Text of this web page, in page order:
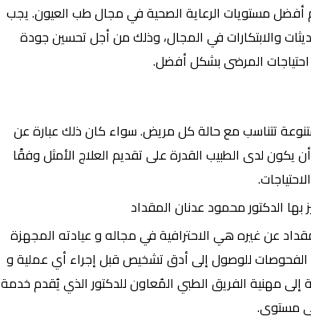
أفضل مستويات الرعاية الصحية في مجال طب العيون. يجب
والابتكارات في المجال، وذلك من أجل تحسين جودة
احتياجات المرضى بشكل أفضل.
تتناسب مع حالة كل مريض. سواء كان ذلك عبارة عن
لدى الطبيب القدرة على تقديم العلاج الأمثل وفقًا
الدكتور محمود عدنان المقداد
عن غيره هي الاحترافية في مجاله و عيادته المجهزة
الفحوصات للوصول إلى أدق تشخيص قبل إجراء أي عملية و
إلى مهنية الفريق الطبي المُعاون للدكتور الذي يُقدم خدمة
مستوى.